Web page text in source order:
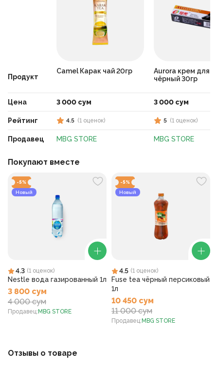
Продукт
Цена
Рейтинг
Продавец
Camel Карак чай 20гр
3 000 сум
4.5 (1 оценок)
MBG STORE
Аurora крем для
чёрный 30гр
3 000 сум
5 (1 оценок)
MBG STORE
Покупают вместе
-5%
Новый
4.3 (1 оценок)
Nestle вода газированный 1л
3 800 сум
4 000 сум
Продавец: MBG STORE
-5%
Новый
4.5 (1 оценок)
Fuse tea чёрный персиковый
1л
10 450 сум
11 000 сум
Продавец: MBG STORE
Отзывы о товаре